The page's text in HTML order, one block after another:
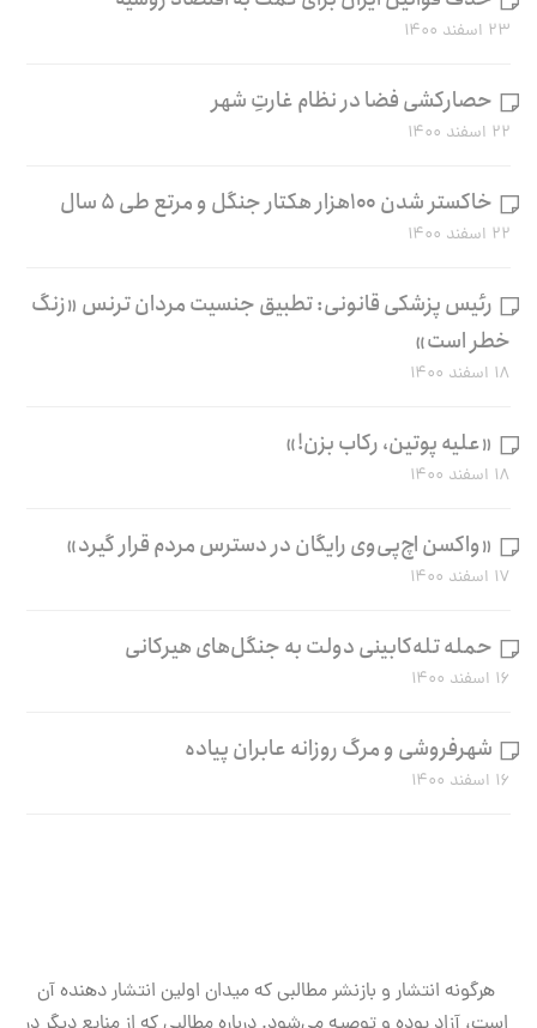
۲۳ اسفند ۱۴۰۰
حصارکشی فضا در نظام غارتِ شهر
۲۲ اسفند ۱۴۰۰
خاکستر شدن ۱۰۰هزار هکتار جنگل و مرتع طی ۵ سال
۲۲ اسفند ۱۴۰۰
رئیس پزشکی قانونی: تطبیق جنسیت مردان ترنس «زنگ
خطر است»
۱۸ اسفند ۱۴۰۰
«علیه پوتین، رکاب بزن!»
۱۸ اسفند ۱۴۰۰
«واکسن اچ‌پی‌وی رایگان در دسترس مردم قرار گیرد»
۱۷ اسفند ۱۴۰۰
حمله تله‌کابینی دولت به جنگل‌های هیرکانی
۱۶ اسفند ۱۴۰۰
شهرفروشی و مرگ روزانه عابران پیاده
۱۶ اسفند ۱۴۰۰
هرگونه انتشار و بازنشر مطالبی که میدان اولین انتشار دهنده آن